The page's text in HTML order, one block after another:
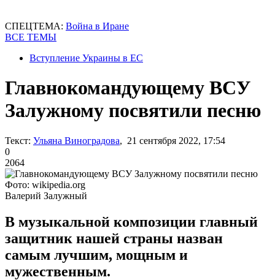
СПЕЦТЕМА: Война в Иране
ВСЕ ТЕМЫ
Вступление Украины в ЕС
Главнокомандующему ВСУ
Залужному посвятили песню
Текст: Ульяна Виноградова, 21 сентября 2022, 17:54
0
2064
Фото: wikipedia.org
Валерий Залужный
В музыкальной композиции главный
защитник нашей страны назван
самым лучшим, мощным и
мужественным.